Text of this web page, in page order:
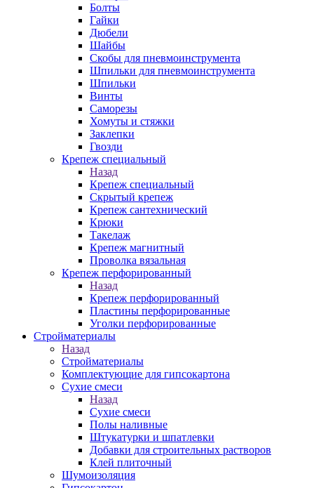
Болты
Гайки
Дюбели
Шайбы
Скобы для пневмоинструмента
Шпильки для пневмоинструмента
Шпильки
Винты
Саморезы
Хомуты и стяжки
Заклепки
Гвозди
Крепеж специальный
Назад
Крепеж специальный
Скрытый крепеж
Крепеж сантехнический
Крюки
Такелаж
Крепеж магнитный
Проволка вязальная
Крепеж перфорированный
Назад
Крепеж перфорированный
Пластины перфорированные
Уголки перфорированные
Стройматериалы
Назад
Стройматериалы
Комплектующие для гипсокартона
Сухие смеси
Назад
Сухие смеси
Полы наливные
Штукатурки и шпатлевки
Добавки для строительных растворов
Клей плиточный
Шумоизоляция